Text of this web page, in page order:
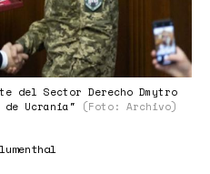
del Sector Derecho Dmytro
de Ucrania"
(Foto: Archivo)